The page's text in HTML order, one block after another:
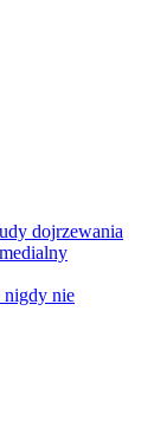
dojrzewania
nigdy nie